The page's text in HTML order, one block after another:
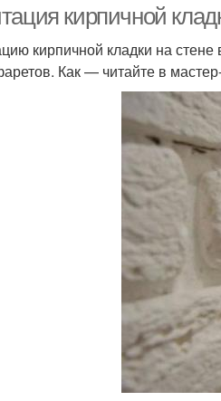
кирпичной
кирпичной кладки на
Как — читайте в